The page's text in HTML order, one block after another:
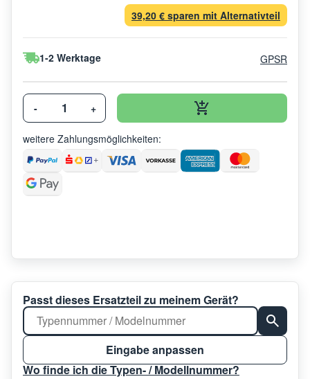
39,20 € sparen mit Alternativteil
1-2 Werktage GPSR
- +
weitere Zahlungsmöglichkeiten:
Passt dieses Ersatzteil zu meinem Gerät?
Eingabe anpassen
Wo finde ich die Typen- / Modellnummer?